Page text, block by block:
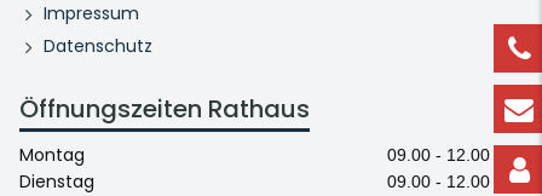
Impressum
Datenschutz
Öffnungszeiten Rathaus
Montag 09.00 - 12.00 Uhr
Dienstag
09.00 - 12.00 Uhr